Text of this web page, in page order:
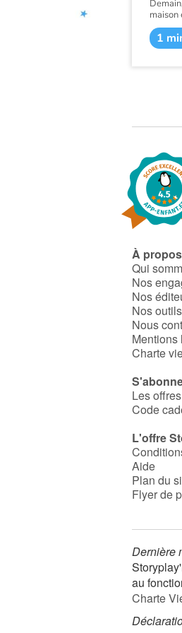
maison
gâteau
décoré.
Noël !
1
À propos
Qui
Nos
Nos
Nos
Nous
Mentions
Charte
Les offres
Code
L'offre
Aide
Plan du
Flyer de
Dernière
au
Charte